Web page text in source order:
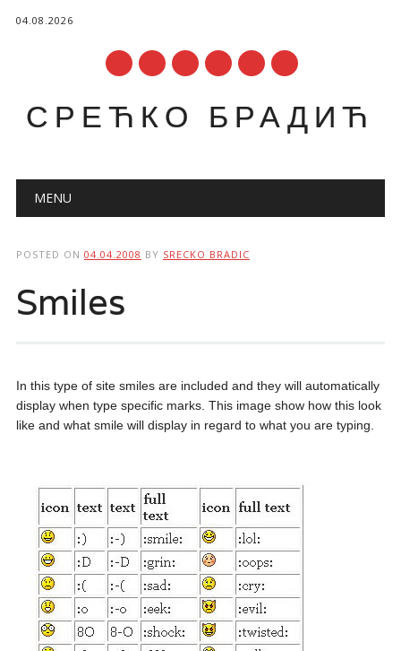
04.08.2026
СРЕЋКО БРАДИЋ
Main menu
MENU
POSTED ON 04.04.2008 BY SRECKO BRADIC
Smiles
In this type of site smiles are included and they will automatically
display when type specific marks. This image show how this look
like and what smile will display in regard to what you are typing.